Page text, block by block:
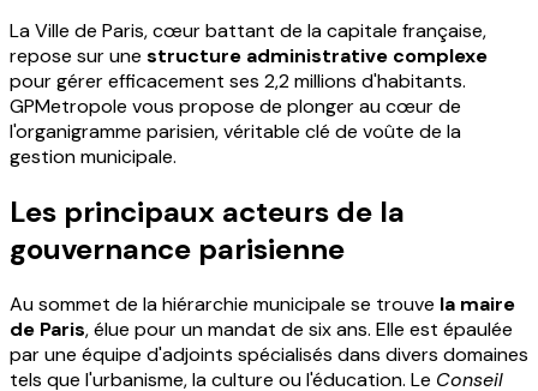
La Ville de Paris, cœur battant de la capitale française,
repose sur une structure administrative complexe
pour gérer efficacement ses 2,2 millions d'habitants.
GPMetropole vous propose de plonger au cœur de
l'organigramme parisien, véritable clé de voûte de la
gestion municipale.
Les principaux acteurs de la
gouvernance parisienne
Au sommet de la hiérarchie municipale se trouve la maire
de Paris, élue pour un mandat de six ans. Elle est épaulée
par une équipe d'adjoints spécialisés dans divers domaines
tels que l'urbanisme, la culture ou l'éducation. Le Conseil